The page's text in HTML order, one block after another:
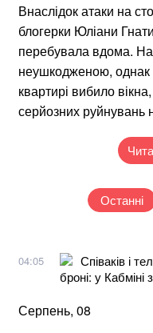
Внаслідок атаки на
блогерки Юліани
перебувала вдома.
неушкодженою, однак
квартирі вибило
серйозних руйнувань
Останні
04:05
Співаків і
броні: у Кабміні
Серпень, 08